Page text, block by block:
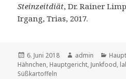
Steinzeitdiät, Dr. Rainer
Irgang, Trias, 2017.
Veröffentlicht
am
6. Juni 2018 Autor
admin
Hähnchen, Hauptgericht, Junkfood,
Süßkartoffeln